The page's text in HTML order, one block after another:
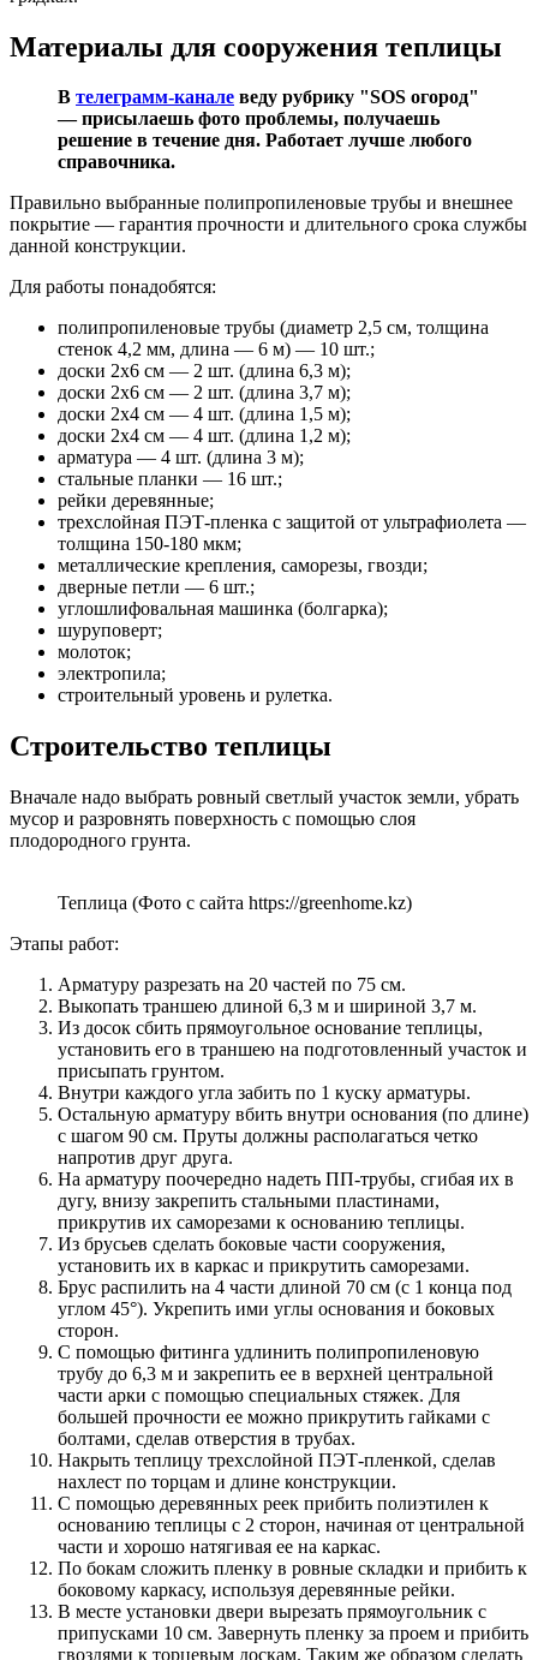
Материалы для сооружения теплицы
В телеграмм-канале веду рубрику "SOS огород"
— присылаешь фото проблемы, получаешь
решение в течение дня. Работает лучше любого
справочника.
Правильно выбранные полипропиленовые трубы и внешнее
покрытие — гарантия прочности и длительного срока службы
данной конструкции.
Для работы понадобятся:
полипропиленовые трубы (диаметр 2,5 см, толщина
стенок 4,2 мм, длина — 6 м) — 10 шт.;
доски 2х6 см — 2 шт. (длина 6,3 м);
доски 2х6 см — 2 шт. (длина 3,7 м);
доски 2х4 см — 4 шт. (длина 1,5 м);
доски 2х4 см — 4 шт. (длина 1,2 м);
арматура — 4 шт. (длина 3 м);
стальные планки — 16 шт.;
рейки деревянные;
трехслойная ПЭТ-пленка с защитой от ультрафиолета —
толщина 150-180 мкм;
металлические крепления, саморезы, гвозди;
дверные петли — 6 шт.;
углошлифовальная машинка (болгарка);
шуруповерт;
молоток;
электропила;
строительный уровень и рулетка.
Строительство теплицы
Вначале надо выбрать ровный светлый участок земли, убрать
мусор и разровнять поверхность с помощью слоя
плодородного грунта.
Теплица (Фото с сайта https://greenhome.kz)
Этапы работ:
Арматуру разрезать на 20 частей по 75 см.
Выкопать траншею длиной 6,3 м и шириной 3,7 м.
Из досок сбить прямоугольное основание теплицы,
установить его в траншею на подготовленный участок и
присыпать грунтом.
Внутри каждого угла забить по 1 куску арматуры.
Остальную арматуру вбить внутри основания (по длине)
с шагом 90 см. Пруты должны располагаться четко
напротив друг друга.
На арматуру поочередно надеть ПП-трубы, сгибая их в
дугу, внизу закрепить стальными пластинами,
прикрутив их саморезами к основанию теплицы.
Из брусьев сделать боковые части сооружения,
установить их в каркас и прикрутить саморезами.
Брус распилить на 4 части длиной 70 см (с 1 конца под
углом 45°). Укрепить ими углы основания и боковых
сторон.
С помощью фитинга удлинить полипропиленовую
трубу до 6,3 м и закрепить ее в верхней центральной
части арки с помощью специальных стяжек. Для
большей прочности ее можно прикрутить гайками с
болтами, сделав отверстия в трубах.
Накрыть теплицу трехслойной ПЭТ-пленкой, сделав
нахлест по торцам и длине конструкции.
С помощью деревянных реек прибить полиэтилен к
основанию теплицы с 2 сторон, начиная от центральной
части и хорошо натягивая ее на каркас.
По бокам сложить пленку в ровные складки и прибить к
боковому каркасу, используя деревянные рейки.
В месте установки двери вырезать прямоугольник с
припусками 10 см. Завернуть пленку за проем и прибить
гвоздями к торцевым доскам. Таким же образом сделать